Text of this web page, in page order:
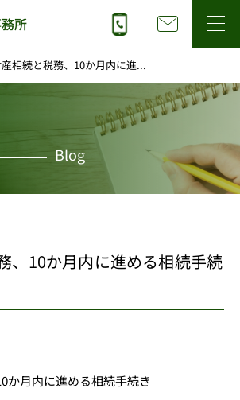
相続と税務、10か月内に進...
Blog
、10か月内に進める相続手続
か月内に進める相続手続き